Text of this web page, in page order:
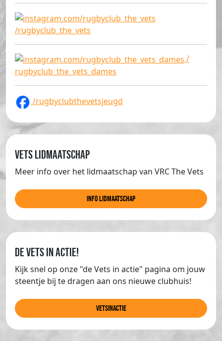
/rugbyclub_the_vets
/
rugbyclub_the_vets_dames
/rugbyclubthevetsjeugd
Vets lidmaatschap
Meer info over het lidmaatschap van VRC The Vets
info lidmaatschap
de Vets in actie!
Kijk snel op onze "de Vets in actie" pagina om jouw
steentje bij te dragen aan ons nieuwe clubhuis!
Vetsinactie